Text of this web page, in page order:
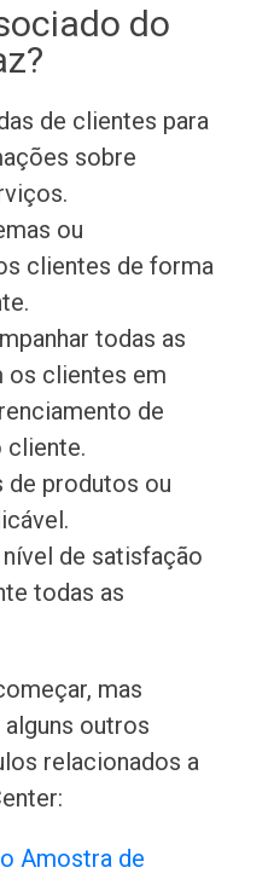
do
de clientes para
sobre
ou
clientes de forma
todas as
os clientes em
de
cliente.
de produtos ou
de satisfação
todas as
mas
outros
relacionados a
Amostra de